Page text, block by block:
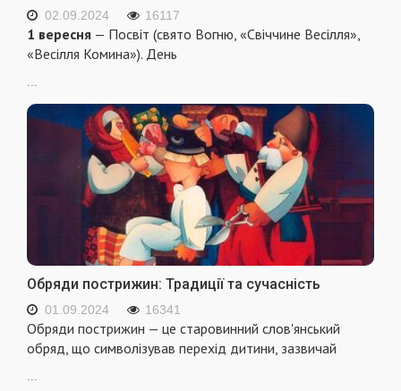
02.09.2024 16117
1 вересня — Посвіт (свято Вогню, «Свіччине Весілля»,
«Весілля Комина»). День
...
Обряди пострижин: Традиції та сучасність
01.09.2024 16341
Обряди пострижин — це старовинний слов'янський
обряд, що символізував перехід дитини, зазвичай